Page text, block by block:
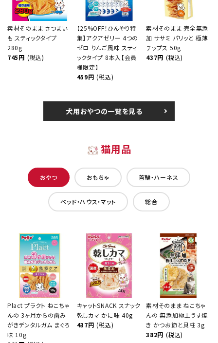
素材そのまま さつまい
も スティックタイプ
280g
745円 (税込)
【25%OFF！ひんやり特
集】アクアゼリー 4つの
ゼロ りんご風味 スティ
ックタイプ 8本入【会員
様限定】
459円 (税込)
素材そのまま 完全無添
加 ササミ パリッと 極薄
チップス 50g
437円 (税込)
犬用おやつの一覧を見る
猫用品
おやつ おもちゃ 首輪・ハーネス
ベッド・ハウス・マット 総合
Plact プラクト ねこちゃ
んの 3ヶ月からの歯み
がきデンタルガム まぐろ
味 10g
キャットSNACK スナック
乾しカマ かに味 40g
437円 (税込)
素材そのまま ねこちゃ
んの 無添加極上うす焼
き かつお節と貝柱 3g
382円 (税込)